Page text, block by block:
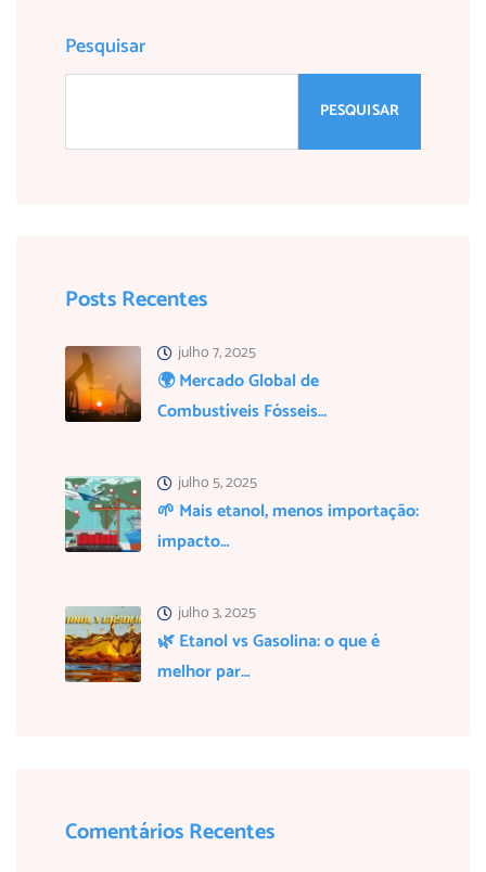
Pesquisar
PESQUISAR
Posts Recentes
🌍 Mercado Global de
Combustíveis Fósseis…
julho 7, 2025
🌱 Mais etanol, menos importação:
impacto…
julho 5, 2025
🌿 Etanol vs Gasolina: o que é
melhor par…
julho 3, 2025
Comentários Recentes